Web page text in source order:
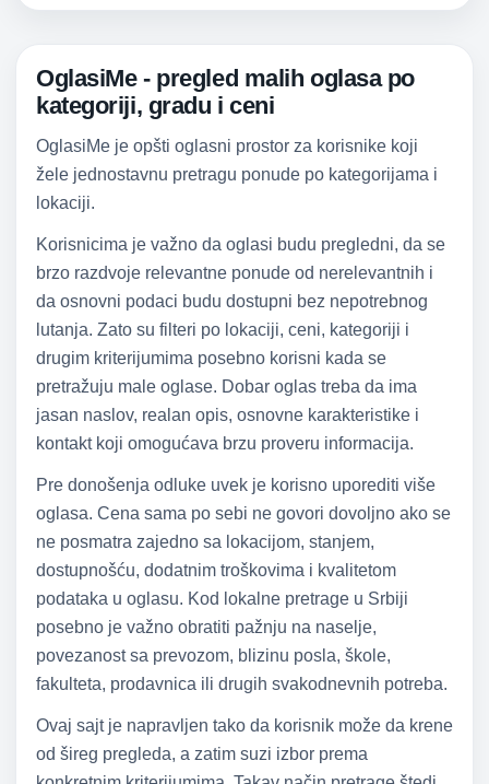
OglasiMe - pregled malih oglasa po
kategoriji, gradu i ceni
OglasiMe je opšti oglasni prostor za korisnike koji
žele jednostavnu pretragu ponude po kategorijama i
lokaciji.
Korisnicima je važno da oglasi budu pregledni, da se
brzo razdvoje relevantne ponude od nerelevantnih i
da osnovni podaci budu dostupni bez nepotrebnog
lutanja. Zato su filteri po lokaciji, ceni, kategoriji i
drugim kriterijumima posebno korisni kada se
pretražuju male oglase. Dobar oglas treba da ima
jasan naslov, realan opis, osnovne karakteristike i
kontakt koji omogućava brzu proveru informacija.
Pre donošenja odluke uvek je korisno uporediti više
oglasa. Cena sama po sebi ne govori dovoljno ako se
ne posmatra zajedno sa lokacijom, stanjem,
dostupnošću, dodatnim troškovima i kvalitetom
podataka u oglasu. Kod lokalne pretrage u Srbiji
posebno je važno obratiti pažnju na naselje,
povezanost sa prevozom, blizinu posla, škole,
fakulteta, prodavnica ili drugih svakodnevnih potreba.
Ovaj sajt je napravljen tako da korisnik može da krene
od šireg pregleda, a zatim suzi izbor prema